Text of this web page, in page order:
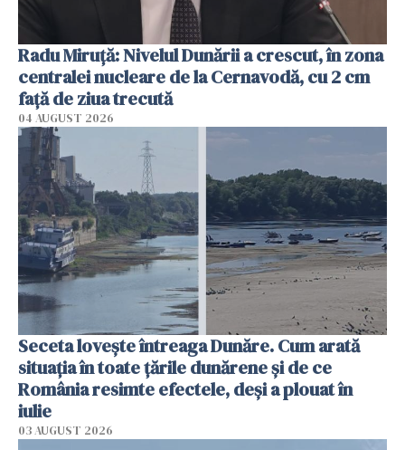
Radu Miruţă: Nivelul Dunării a crescut, în zona
centralei nucleare de la Cernavodă, cu 2 cm
faţă de ziua trecută
04 AUGUST 2026
Seceta lovește întreaga Dunăre. Cum arată
situația în toate țările dunărene și de ce
România resimte efectele, deși a plouat în
iulie
03 AUGUST 2026